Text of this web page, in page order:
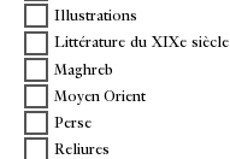
Illustrations
Littérature du XIXe siècle
Maghreb
Moyen Orient
Perse
Reliures